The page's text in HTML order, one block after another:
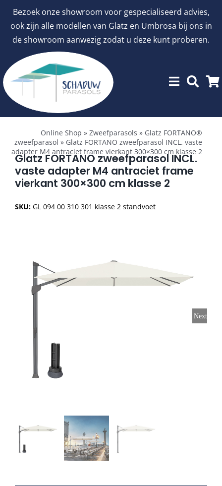
Bezoek onze showroom voor gespecialiseerd advies,
ook zijn alle modellen van Glatz en Umbrosa bij ons in
de showroom aanwezig zodat u deze kunt proberen.
inhoud
Toggle
Navigation
aanbiedingen
Stokparasols
Muurparasols
Snel leverbaar
Balkonklemmen
Beschermhoezen
Verlichting
Online Shop » Zweefparasols » Glatz FORTANO®
zweefparasol » Glatz FORTANO zweefparasol INCL. vaste
adapter M4 antraciet frame vierkant 300×300 cm klasse 2
Glatz FORTANO zweefparasol INCL.
vaste adapter M4 antraciet frame
vierkant 300×300 cm klasse 2
SKU: GL 094 00 310 301 klasse 2 standvoet
Next